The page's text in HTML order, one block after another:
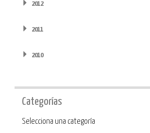
2012
2011
2010
Categorías
Categoría
Selecciona una categoría